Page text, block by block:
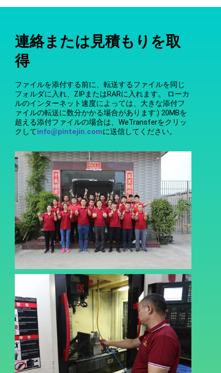
連絡または見積もりを取
得
ファイルを添付する前に、転送するファイルを同じ
フォルダに入れ、ZIPまたはRARに入れます。 ローカ
ルのインターネット速度によっては、大きな添付フ
ァイルの転送に数分かかる場合があります:) 20MBを
超える添付ファイルの場合は、WeTransferをクリッ
クしてinfo@pintejin.comに送信してください。